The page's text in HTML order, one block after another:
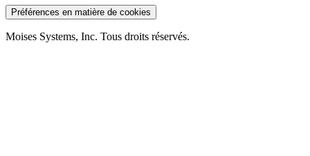
Préférences en matière de cookies
Moises Systems, Inc. Tous droits réservés.